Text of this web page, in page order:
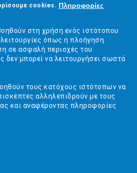
της σχετικής δικαστικής
που ο οφειλέτης δεν διαθέτει
μικρής αξίας την οποία και
Σε αυτή την περίπτωση ο
πληρώνει στους πιστωτές για 3 έτη
του που υπερβαίνει τις
δεν υποχρεούται να πληρώσει
είναι ακατάσχετα (π.χ. οριζόντιο
κοινωνικά επιδόματα, ακατάσχετες
cookies. Πληροφορίες
στη χρήση ενός ιστότοπου
όπως η πλοήγηση
σε ασφαλή περιοχές του
δεν μπορεί να λειτουργήσει σωστά
τους κατόχους ιστότοπων να
αλληλεπιδρούν με τους
και αναφέροντας πληροφορίες